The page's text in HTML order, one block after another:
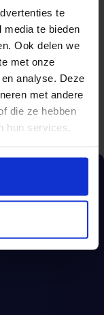
te
te bieden
Ook delen we
met onze
analyse. Deze
met andere
die ze hebben
hun services.